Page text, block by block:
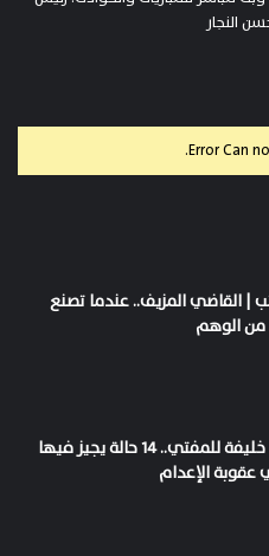
النجار
Error Can
| القاضي المزيف.. عندما تصنع
من الوهم
بعد إحالة سارة خليفة للمفتي.. 14 حالة يجيز فيها
عقوبة الإعدام